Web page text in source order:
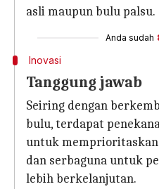
asli maupun bulu palsu.
Anda sudah
Inovasi
Tanggung jawab
Seiring dengan
bulu, terdapat
untuk memprioritaskan
dan serbaguna untuk
lebih berkelanjutan.